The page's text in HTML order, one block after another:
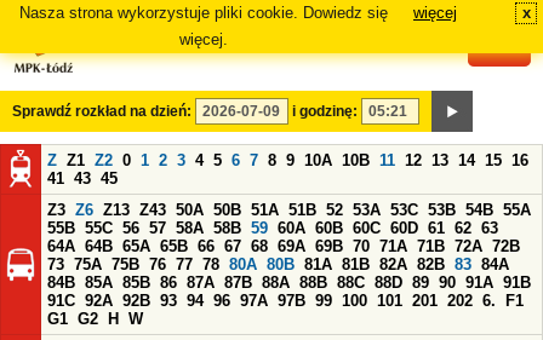
Nasza strona wykorzystuje pliki cookie. Dowiedz się
więcej.
więcej x
Sprawdź rozkład na dzień: i godzinę:
Z Z1 Z2 0 1 2 3 4 5 6 7 8 9 10A 10B 11 12 13 14 15 16
41 43 45
Z3 Z6 Z13 Z43 50A 50B 51A 51B 52 53A 53C 53B 54B 55A
55B 55C 56 57 58A 58B 59 60A 60B 60C 60D 61 62 63
64A 64B 65A 65B 66 67 68 69A 69B 70 71A 71B 72A 72B
73 75A 75B 76 77 78 80A 80B 81A 81B 82A 82B 83 84A
84B 85A 85B 86 87A 87B 88A 88B 88C 88D 89 90 91A 91B
91C 92A 92B 93 94 96 97A 97B 99 100 101 201 202 6.
F1
G1 G2 H
W